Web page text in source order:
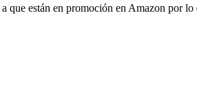
están en promoción en Amazon por